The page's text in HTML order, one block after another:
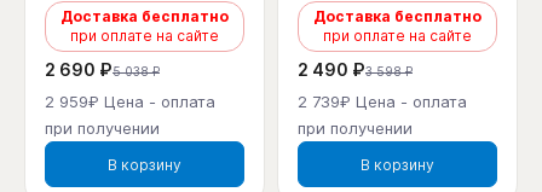
Доставка бесплатно
при оплате на сайте
2 690 ₽5 038 ₽
2 959₽ Цена - оплата
при получении
В корзину
Доставка бесплатно
при оплате на сайте
2 490 ₽3 598 ₽
2 739₽ Цена - оплата
при получении
В корзину